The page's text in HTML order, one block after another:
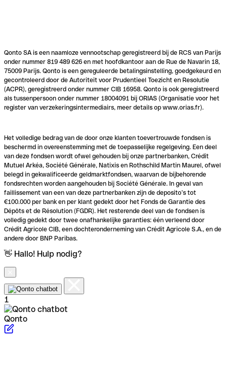
Qonto SA is een naamloze vennootschap geregistreerd bij de RCS van Parijs
onder nummer 819 489 626 en met hoofdkantoor aan de Rue de Navarin 18,
75009 Parijs. Qonto is een gereguleerde betalingsinstelling, goedgekeurd en
gecontroleerd door de Autoriteit voor Prudentieel Toezicht en Resolutie
(ACPR), geregistreerd onder nummer CIB 16958. Qonto is ook geregistreerd
als tussenpersoon onder nummer 18004091 bij ORIAS (Organisatie voor het
register van verzekeringsintermediairs, meer details op www.orias.fr).
Het volledige bedrag van de door onze klanten toevertrouwde fondsen is
beschermd in overeenstemming met de toepasselijke regelgeving. Een deel
van deze fondsen wordt ofwel gehouden bij onze partnerbanken, Crédit
Mutuel Arkéa, Société Générale, Natixis en Rothschild Martin Maurel, ofwel
belegd in gekwalificeerde geldmarktfondsen, waarvan de bijbehorende
fondsrechten worden aangehouden bij Société Générale. In geval van
faillissement van een van deze partnerbanken zijn de deposito’s tot
€100.000 per bank en per klant gedekt door het Fonds de Garantie des
Dépôts et de Résolution (FGDR). Het resterende deel van de fondsen is
volledig gedekt door twee onafhankelijke garanties: één verleend door
Crédit Agricole CIB, een dochteronderneming van Crédit Agricole S.A., en de
andere door BNP Paribas.
👋 Hallo! Hulp nodig?
1
Qonto